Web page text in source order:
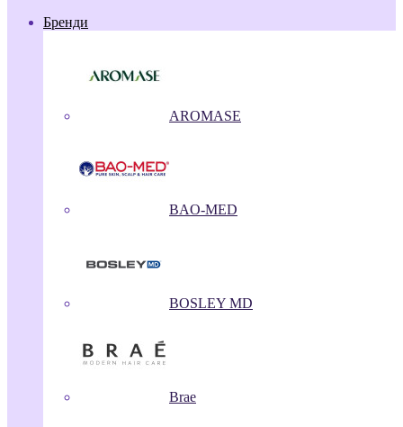
Бренди
AROMASE
BAO-MED
BOSLEY MD
Brae